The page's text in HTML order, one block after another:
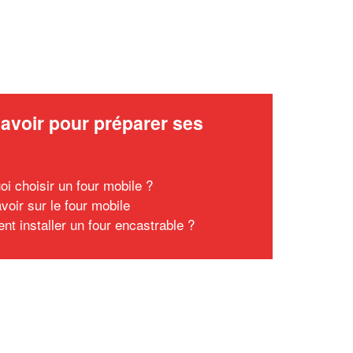
pour préparer ses
choisir un four mobile ?
sur le four mobile
installer un four encastrable ?